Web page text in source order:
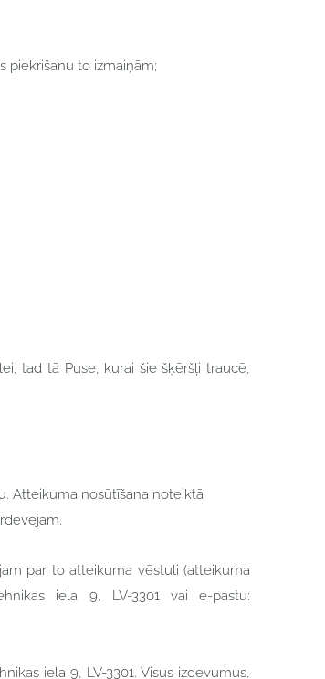
piekrišanu to izmaiņām;
tad tā Puse, kurai šie šķēršļi traucē,
Atteikuma nosūtīšana noteiktā
par to atteikuma vēstuli (atteikuma
iela 9, LV-3301 vai e-pastu:
iela 9, LV-3301. Visus izdevumus,